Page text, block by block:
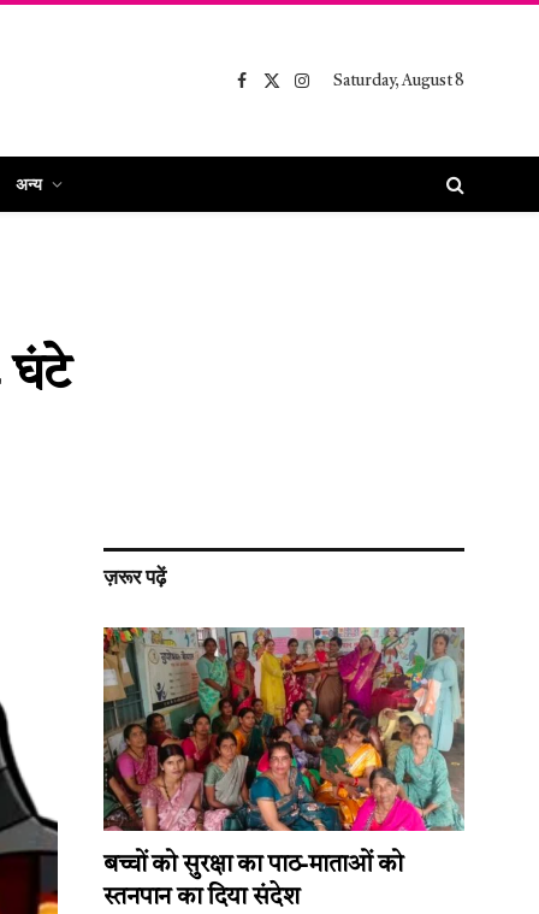
Facebook
X
Instagram
Saturday, August 8
अन्य
घंटे
ज़रूर पढ़ें
बच्चों को सुरक्षा का पाठ-माताओं को
स्तनपान का दिया संदेश